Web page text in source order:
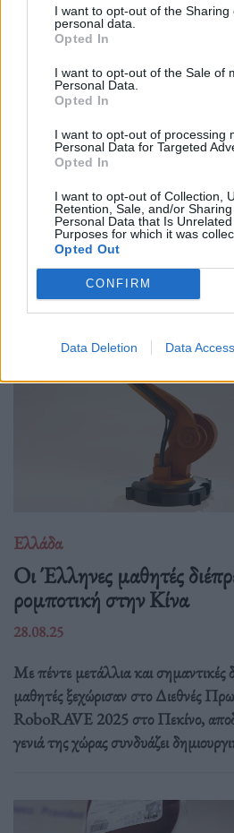
I want to opt-out of the Sharing
personal data.
Opted In
I want to opt-out of the Sale of
Personal Data.
Opted In
I want to opt-out of processing
Personal Data for Targeted
Opted In
I want to opt-out of Collection,
Retention, Sale, and/or
Personal Data that Is
Purposes for which it was
Opted Out
CONFIRM
Data Deletion Data Access
Παραλύει η χώρα από τη
ΓΣΕΕ και ΑΔΕΔΥ ενάντια
νομοσχέδιο
01.10.25
Δημόσιοι υπάλληλοι, γιατροί,
υπάλληλοι, ταξιτζήδες και
σημερινή πανελλαδική
μεταφορές και υπηρεσίες. Στο
Ελλάδα
Οι Έλληνες μαθητές
ρομποτική στην Κίνα
28.08.25
Με πέντε μετάλλια και σημαντικές
μαθητές ξεχώρισαν στο Διεθνές
RoboRAVE 2025 στο Πεκίνο,
γενιά της χώρας συνδυάζει